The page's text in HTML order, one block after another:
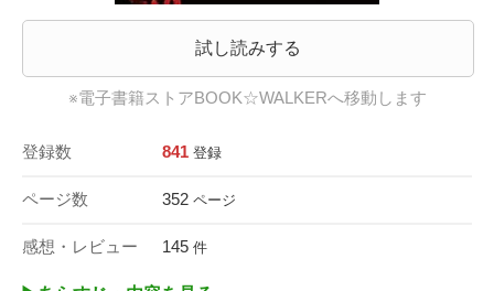
試し読みする
※電子書籍ストアBOOK☆WALKERへ移動します
登録数 841 登録
ページ数 352 ページ
感想・レビュー 145 件